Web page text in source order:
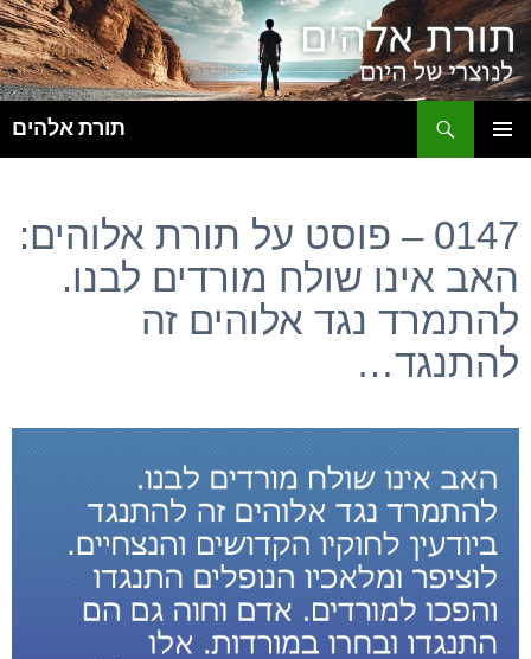
תורת אלהים
0147 – פוסט על תורת אלוהים:
האב אינו שולח מורדים לבנו.
להתמרד נגד אלוהים זה
להתנגד…